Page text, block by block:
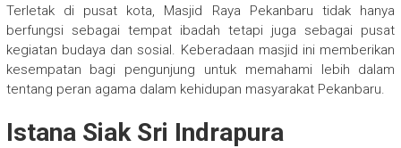
Terletak di pusat kota, Masjid Raya Pekanbaru tidak hanya
berfungsi sebagai tempat ibadah tetapi juga sebagai pusat
kegiatan budaya dan sosial. Keberadaan masjid ini memberikan
kesempatan bagi pengunjung untuk memahami lebih dalam
tentang peran agama dalam kehidupan masyarakat Pekanbaru.
Istana Siak Sri Indrapura